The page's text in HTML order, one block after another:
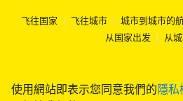
使用網站即表示您同意我們的隱私
飞往国家 | 飞往城市 | 城市到城市的
从国家出发 | 从